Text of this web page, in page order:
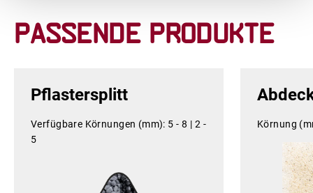
Passende Produkte
Pflastersplitt
Verfügbare Körnungen (mm): 5 - 8 | 2 -
5
Körnung